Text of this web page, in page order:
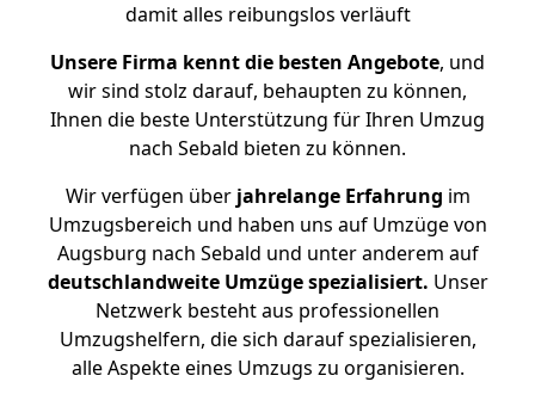
damit alles reibungslos verläuft
Unsere Firma kennt die besten Angebote, und
wir sind stolz darauf, behaupten zu können,
Ihnen die beste Unterstützung für Ihren Umzug
nach Sebald bieten zu können.
Wir verfügen überjahrelange Erfahrung im
Umzugsbereich und haben uns auf Umzüge von
Augsburg nach Sebald und unter anderem auf
deutschlandweite Umzüge spezialisiert. Unser
Netzwerk besteht aus professionellen
Umzugshelfern, die sich darauf spezialisieren,
alle Aspekte eines Umzugs zu organisieren.